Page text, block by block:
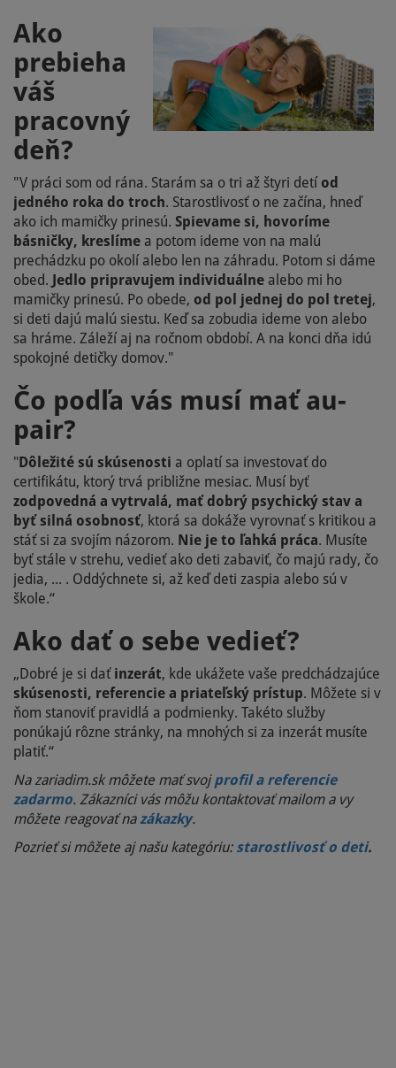
Ako
prebieha
váš
pracovný
deň?
"V práci som od rána. Starám sa o tri až štyri detí od
jedného roka do troch. Starostlivosť o ne začína, hneď
ako ich mamičky prinesú. Spievame si, hovoríme
básničky, kreslíme a potom ideme von na malú
prechádzku po okolí alebo len na záhradu. Potom si dáme
obed. Jedlo pripravujem individuálne alebo mi ho
mamičky prinesú. Po obede, od pol jednej do pol tretej,
si deti dajú malú siestu. Keď sa zobudia ideme von alebo
sa hráme. Záleží aj na ročnom období. A na konci dňa idú
spokojné detičky domov."
Čo podľa vás musí mať au-
pair?
"Dôležité sú skúsenosti a oplatí sa investovať do
certifikátu, ktorý trvá približne mesiac. Musí byť
zodpovedná a vytrvalá, mať dobrý psychický stav a
byť silná osobnosť, ktorá sa dokáže vyrovnať s kritikou a
stáť si za svojím názorom. Nie je to ľahká práca. Musíte
byť stále v strehu, vedieť ako deti zabaviť, čo majú rady, čo
jedia, ... . Oddýchnete si, až keď deti zaspia alebo sú v
škole.“
Ako dať o sebe vedieť?
„Dobré je si dať inzerát, kde ukážete vaše predchádzajúce
skúsenosti, referencie a priateľský prístup. Môžete si v
ňom stanoviť pravidlá a podmienky. Takéto služby
ponúkajú rôzne stránky, na mnohých si za inzerát musíte
platiť.“
Na zariadim.sk môžete mať svojprofil a referencie
zadarmo. Zákazníci vás môžu kontaktovať mailom a vy
môžete reagovať na zákazky.
Pozrieť si môžete aj našu kategóriu: starostlivosť o deti.